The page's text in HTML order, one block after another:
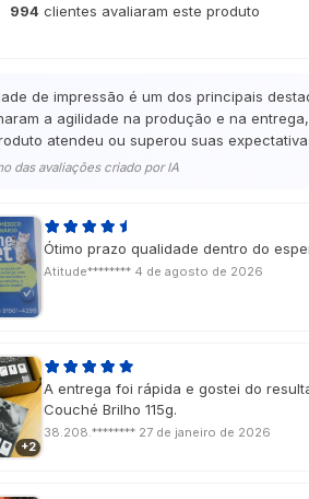
994 clientes avaliaram este produto
de impressão é um dos principais
a agilidade na produção e na
atendeu ou superou suas
das avaliações criado por IA
Ótimo prazo qualidade dentro do
Atitude******** 4 de agosto de 2026
+2
A entrega foi rápida e gostei do
Couché Brilho 115g.
38.208.******** 27 de janeiro de 2026